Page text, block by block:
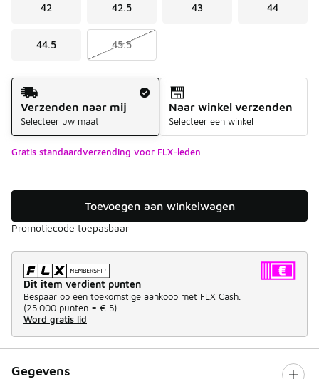
42 42.5 43 44
44.5 45.5
Verzendmethode
Verzenden naar mij
Selecteer uw maat
Naar winkel verzenden
Selecteer een winkel
Gratis standaardverzending voor FLX-leden
Toevoegen aan winkelwagen
Promotiecode toepasbaar
Dit item verdient punten
Bespaar op een toekomstige aankoop met FLX Cash.
(25.000 punten = € 5)
Word gratis lid
Gegevens